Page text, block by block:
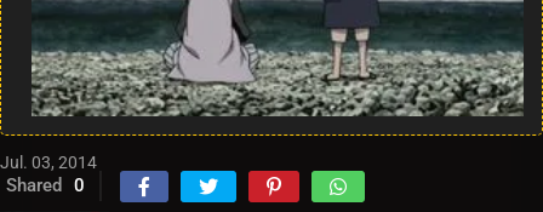
Jul. 03, 2014
Shared 0